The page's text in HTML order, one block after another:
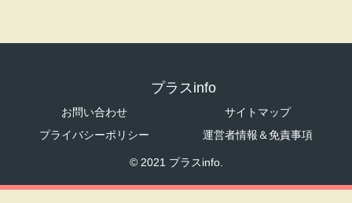
プラスinfo
お問い合わせ
サイトマップ
プライバシーポリシー
運営者情報＆免責事項
© 2021 プラスinfo.